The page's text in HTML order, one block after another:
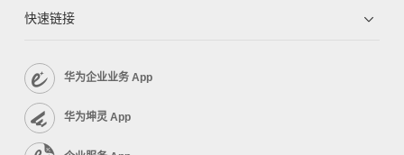
快速链接
华为企业业务 App
华为坤灵 App